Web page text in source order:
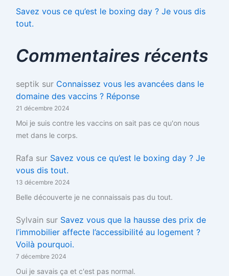
Savez vous ce qu’est le boxing day ? Je vous dis
tout.
Commentaires récents
septik sur Connaissez vous les avancées dans le
domaine des vaccins ? Réponse
21 décembre 2024
Moi je suis contre les vaccins on sait pas ce qu'on nous
met dans le corps.
Rafa sur Savez vous ce qu’est le boxing day ? Je
vous dis tout.
13 décembre 2024
Belle découverte je ne connaissais pas du tout.
Sylvain sur Savez vous que la hausse des prix de
l’immobilier affecte l’accessibilité au logement ?
Voilà pourquoi.
7 décembre 2024
Oui je savais ça et c'est pas normal.